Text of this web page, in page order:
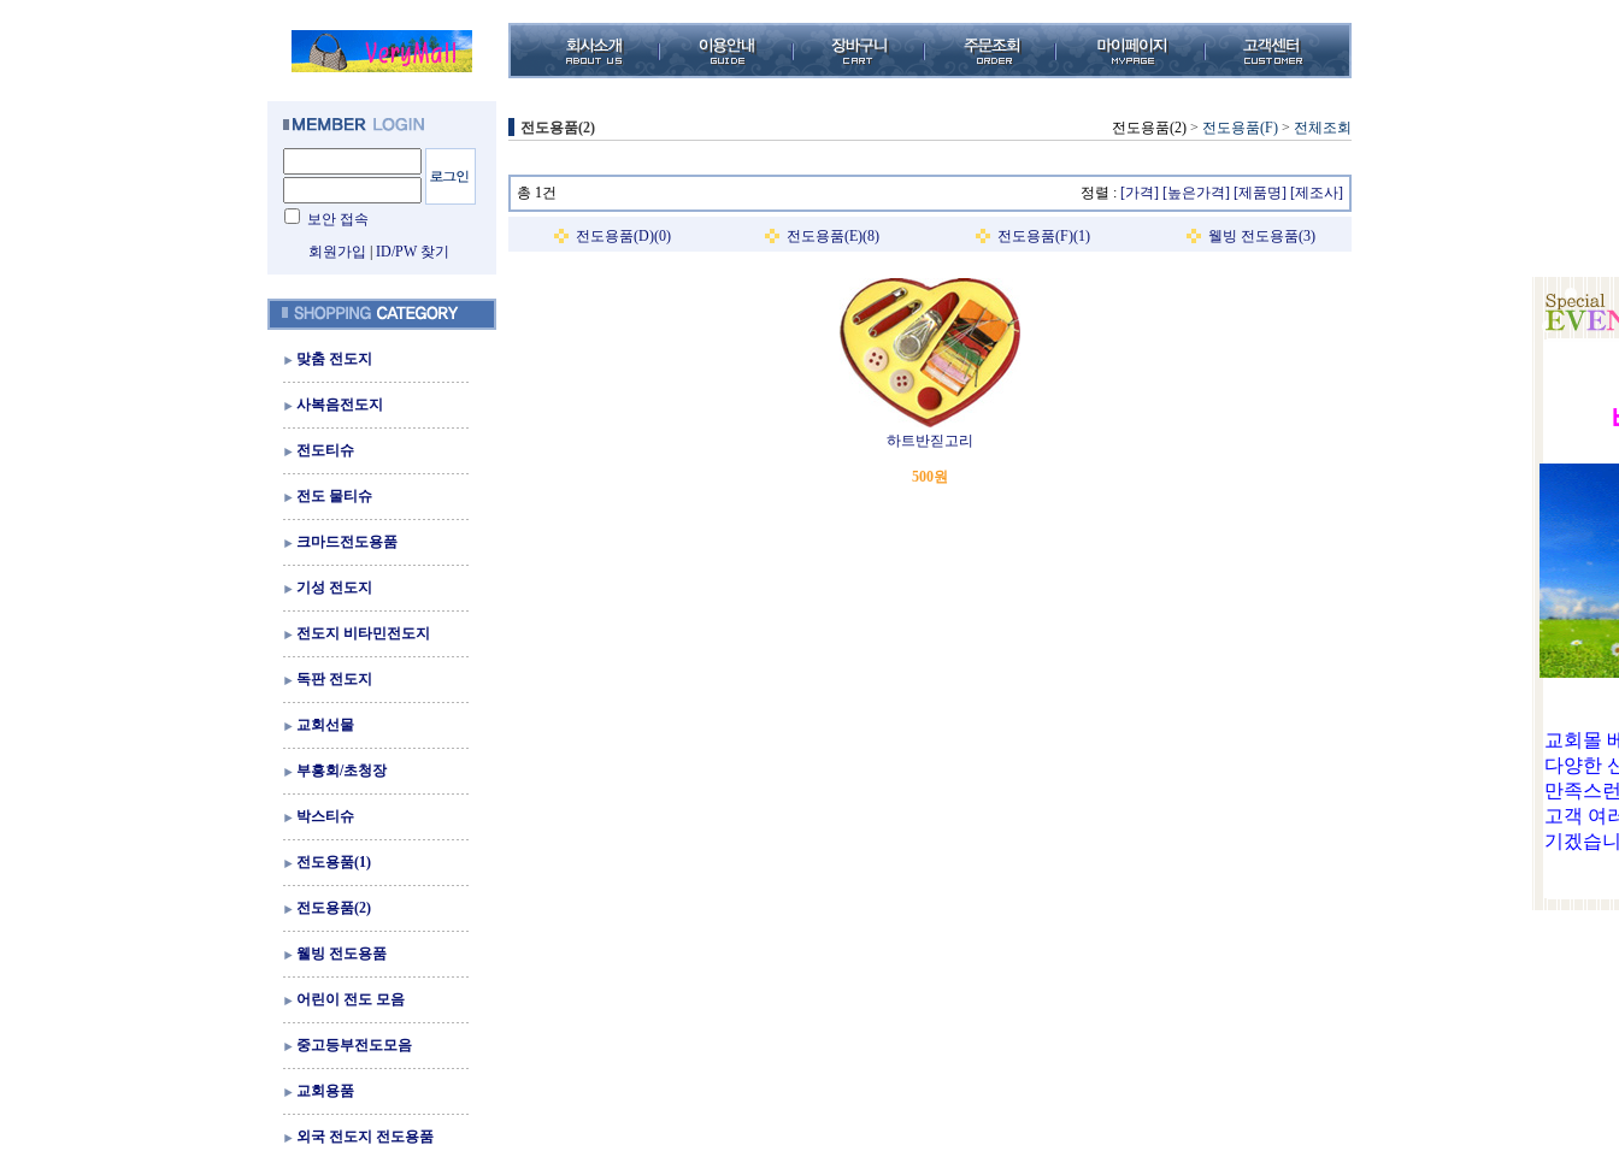
보안 접속
회원가입
ID/PW 찾기
맞춤 전도지
사복음전도지
전도티슈
전도 물티슈
크마드전도용품
기성 전도지
전도지 비타민전도지
독판 전도지
교회선물
부흥회/초청장
박스티슈
전도용품(1)
전도용품(2)
웰빙 전도용품
어린이 전도 모음
중고등부전도모음
교회용품
외국 전도지 전도용품
전도용품(2) 전도용품(2) > 전도용품(F) > 전체조회
총 1건 정렬 : [가격] [높은가격] [제품명] [제조사]
전도용품(D)(0) 전도용품(E)(8) 전도용품(F)(1) 웰빙 전도용품(3)
하트반짇고리
500원
교회몰
다양한
만족스
고객 여
기겠습